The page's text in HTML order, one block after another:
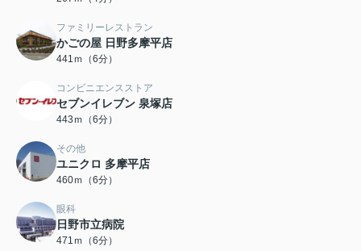
ファミリーレストラン
かごの屋 日野多摩平店
441ｍ（6分）
コンビニエンスストア
セブンイレブン 泉塚店
443ｍ（6分）
その他
ユニクロ 多摩平店
460ｍ（6分）
眼科
日野市立病院
471ｍ（6分）